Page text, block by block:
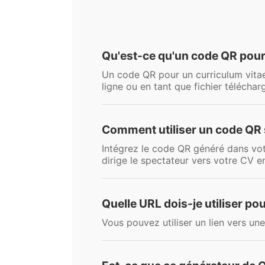
Qu'est-ce qu'un code QR
Un code QR pour un curriculum
ligne ou en tant que fichier
Comment utiliser un code QR
Intégrez le code QR généré dans
dirige le spectateur vers votre CV
Quelle URL dois-je utiliser
Vous pouvez utiliser un lien vers